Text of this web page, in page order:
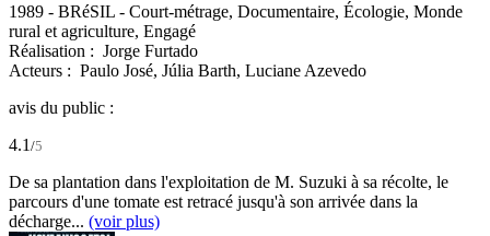
1989 - BRéSIL - Court-métrage, Documentaire, Écologie, Monde
rural et agriculture, Engagé
Réalisation : Jorge Furtado
Acteurs : Paulo José, Júlia Barth, Luciane Azevedo
avis du public :
4.1 /5
De sa plantation dans l'exploitation de M. Suzuki à sa récolte, le
parcours d'une tomate est retracé jusqu'à son arrivée dans la
décharge... (voir plus)